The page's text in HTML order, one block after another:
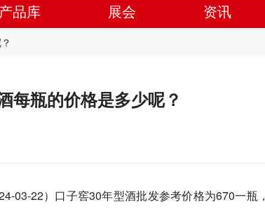
产品库 展会 资讯
每瓶的价格是多少呢？
03-22）口子窖30年型酒批发参考价格为670一瓶，